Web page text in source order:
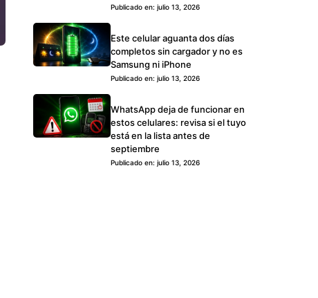
Publicado en: julio 13, 2026
Este celular aguanta dos días
completos sin cargador y no es
Samsung ni iPhone
Publicado en: julio 13, 2026
WhatsApp deja de funcionar en
estos celulares: revisa si el tuyo
está en la lista antes de
septiembre
Publicado en: julio 13, 2026